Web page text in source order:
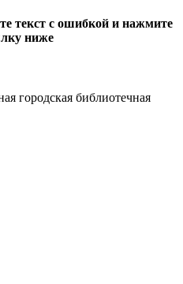
текст с ошибкой и нажмите
ниже
городская библиотечная